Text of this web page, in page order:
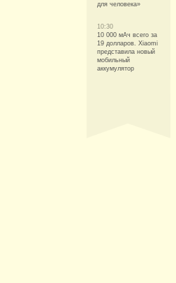
для человека»
10:30
10 000 мАч всего за
19 долларов. Xiaomi
представила новый
мобильный
аккумулятор